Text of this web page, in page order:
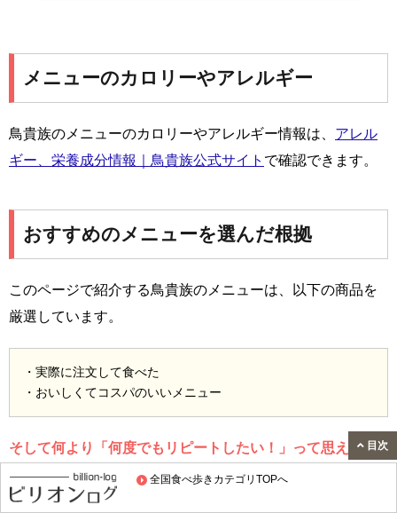
全国食べ歩きカテゴリTOPへ
メニューのカロリーやアレルギー
鳥貴族のメニューのカロリーやアレルギー情報は、 アレル
ギー、栄養成分情報｜鳥貴族公式サイト で確認できます。
おすすめのメニューを選んだ根拠
このページで紹介する鳥貴族のメニューは、以下の商品を
厳選しています。
・実際に注文して食べた
・おいしくてコスパのいいメニュー
そして何より「何度でもリピートしたい！」って思えるメ
ニューですね。
目次